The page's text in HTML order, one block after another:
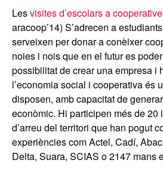
Lesvisites d’escolars a
aracoop’14) S’adrecen a
serveixen per donar a conèixer
noies i nois que en el futur es
possibilitat de crear una empresa i
l’economia social i cooperativa és
disposen, amb capacitat de
econòmic. Hi participen més de 20
d’arreu del territori que han pogut
experiències com Actel, Cadí,
Delta, Suara, SCIAS o 2147 mans